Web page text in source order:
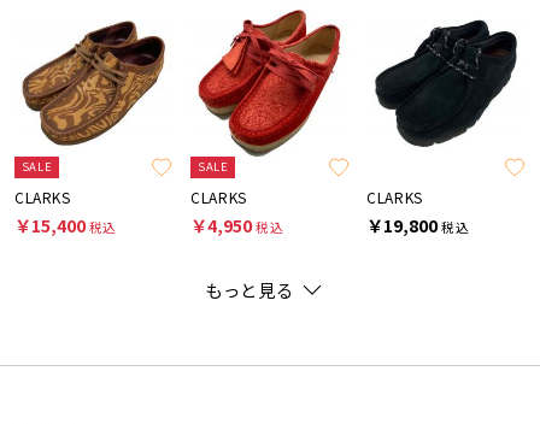
SALE
CLARKS
￥15,400税込
SALE
CLARKS
￥4,950税込
CLARKS
￥19,800税込
もっと見る